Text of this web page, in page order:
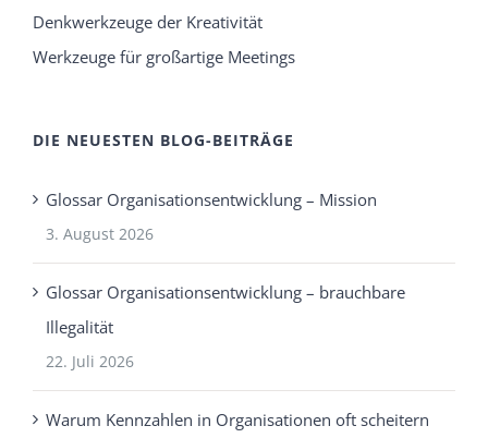
Denkwerkzeuge der Kreativität
Werkzeuge für großartige Meetings
DIE NEUESTEN BLOG-BEITRÄGE
Glossar Organisationsentwicklung – Mission
3. August 2026
Glossar Organisationsentwicklung – brauchbare
Illegalität
22. Juli 2026
Warum Kennzahlen in Organisationen oft scheitern